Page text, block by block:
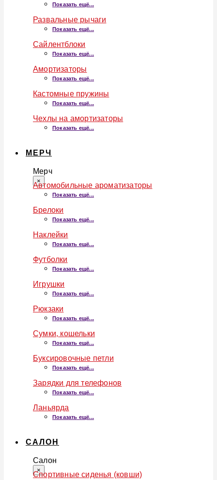
Показать ещё...
Развальные рычаги
Показать ещё...
Сайлентблоки
Показать ещё...
Амортизаторы
Показать ещё...
Кастомные пружины
Показать ещё...
Чехлы на амортизаторы
Показать ещё...
МЕРЧ
Мерч
×
Автомобильные ароматизаторы
Показать ещё...
Брелоки
Показать ещё...
Наклейки
Показать ещё...
Футболки
Показать ещё...
Игрушки
Показать ещё...
Рюкзаки
Показать ещё...
Сумки, кошельки
Показать ещё...
Буксировочные петли
Показать ещё...
Зарядки для телефонов
Показать ещё...
Ланьярда
Показать ещё...
САЛОН
Салон
×
Спортивные сиденья (ковши)